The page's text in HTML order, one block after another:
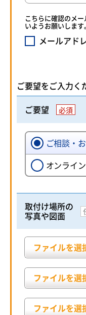
こちらに確認のメ
いようお願いします。
メールアド
ご要望をご入力く
ご要望
必須
ご相談・
オンライ
取付け場所の
写真や図面
ファイルを選
ファイルを選
ファイルを選